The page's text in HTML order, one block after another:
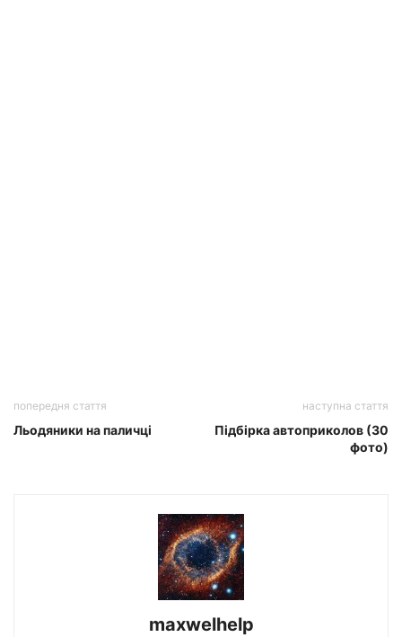
попередня стаття
Льодяники на паличці
наступна стаття
Підбірка автоприколов (30
фото)
maxwelhelp